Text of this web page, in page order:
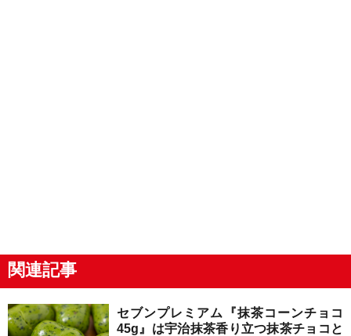
関連記事
セブンプレミアム『抹茶コーンチョコ
45g』は宇治抹茶香り立つ抹茶チョコと